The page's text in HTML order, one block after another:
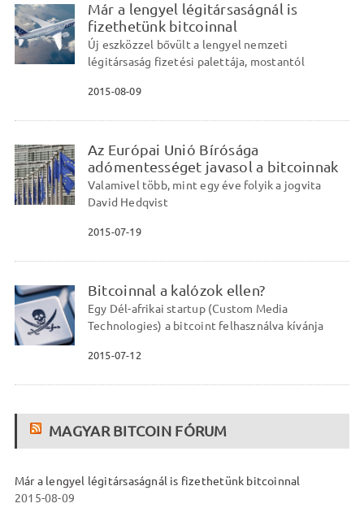
Már a lengyel légitársaságnál is
fizethetünk bitcoinnal
Új eszközzel bővült a lengyel nemzeti
légitársaság fizetési palettája, mostantól
2015-08-09
Az Európai Unió Bírósága
adómentességet javasol a bitcoinnak
Valamivel több, mint egy éve folyik a jogvita
David Hedqvist
2015-07-19
Bitcoinnal a kalózok ellen?
Egy Dél-afrikai startup (Custom Media
Technologies) a bitcoint felhasználva kívánja
2015-07-12
MAGYAR BITCOIN FÓRUM
Már a lengyel légitársaságnál is fizethetünk bitcoinnal
2015-08-09